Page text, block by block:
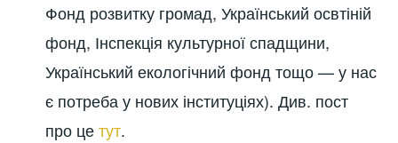
Фонд розвитку громад, Український освтіній
фонд, Інспекція культурної спадщини,
Український екологічний фонд тощо — у нас
є потреба у нових інституціях). Див. пост
про цетут.